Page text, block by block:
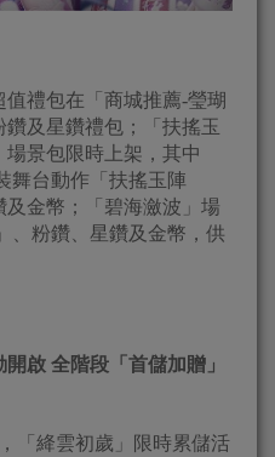
禮包在「商城推薦-瑩瑚
及星鑽禮包；「扶搖玉
景包限時上架，其中
舞台動作「扶搖玉陣
金幣；「碧海瀲波」場
、粉鑽、星鑽及金幣，供
啟 全階段「首儲加贈」
「絳雲初歲」限時累儲活